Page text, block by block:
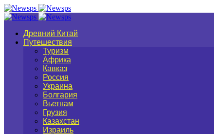
Древний Китай
Путешествия
Туризм
Африка
Кавказ
Россия
Украина
Болгария
Вьетнам
Грузия
Казахстан
Израиль